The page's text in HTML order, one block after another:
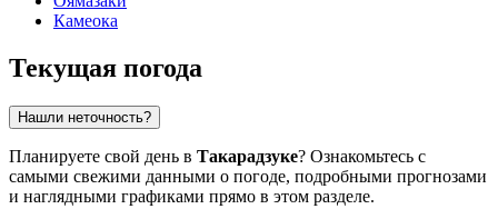
Камеока
Текущая погода
Нашли неточность?
Планируете свой день в Такарадзуке? Ознакомьтесь с
самыми свежими данными о погоде, подробными прогнозами
и наглядными графиками прямо в этом разделе.